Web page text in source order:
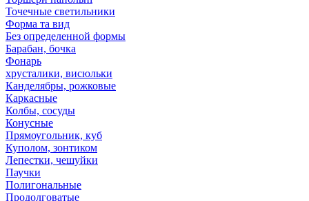
Точечные светильники
Форма та вид
Без определенной формы
Барабан, бочка
Фонарь
хрусталики, висюльки
Канделябры, рожковые
Каркасные
Колбы, сосуды
Конусные
Прямоугольник, куб
Куполом, зонтиком
Лепестки, чешуйки
Паучки
Полигональные
Продолговатые